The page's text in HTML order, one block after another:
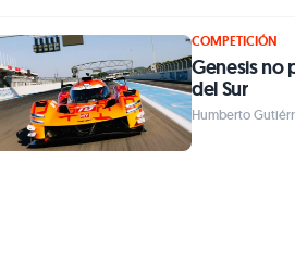
COMPETICIÓN
Genesis no
del Sur
Humberto